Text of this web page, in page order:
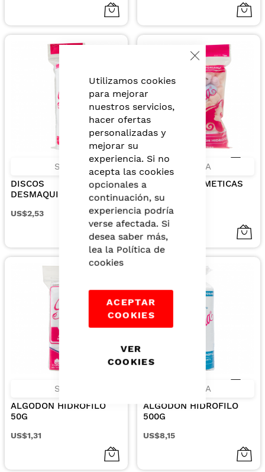
Close
Cookie
Bar
Utilizamos cookies
para mejorar
nuestros servicios,
hacer ofertas
personalizadas y
mejorar su
experiencia. Si no
acepta las cookies
opcionales a
continuación, su
experiencia podría
verse afectada. Si
desea saber más,
lea la Política de
cookies
ACEPTAR
COOKIES
VER
COOKIES
SANA
DISCOS
DESMAQUILLANTES
100UN
US$2,53
SANA
MOTITAS COSMETICAS
100UN 30G
US$1,54
SANA
ALGODON HIDROFILO
50G
US$1,31
SANA
ALGODON HIDROFILO
500G
US$8,15